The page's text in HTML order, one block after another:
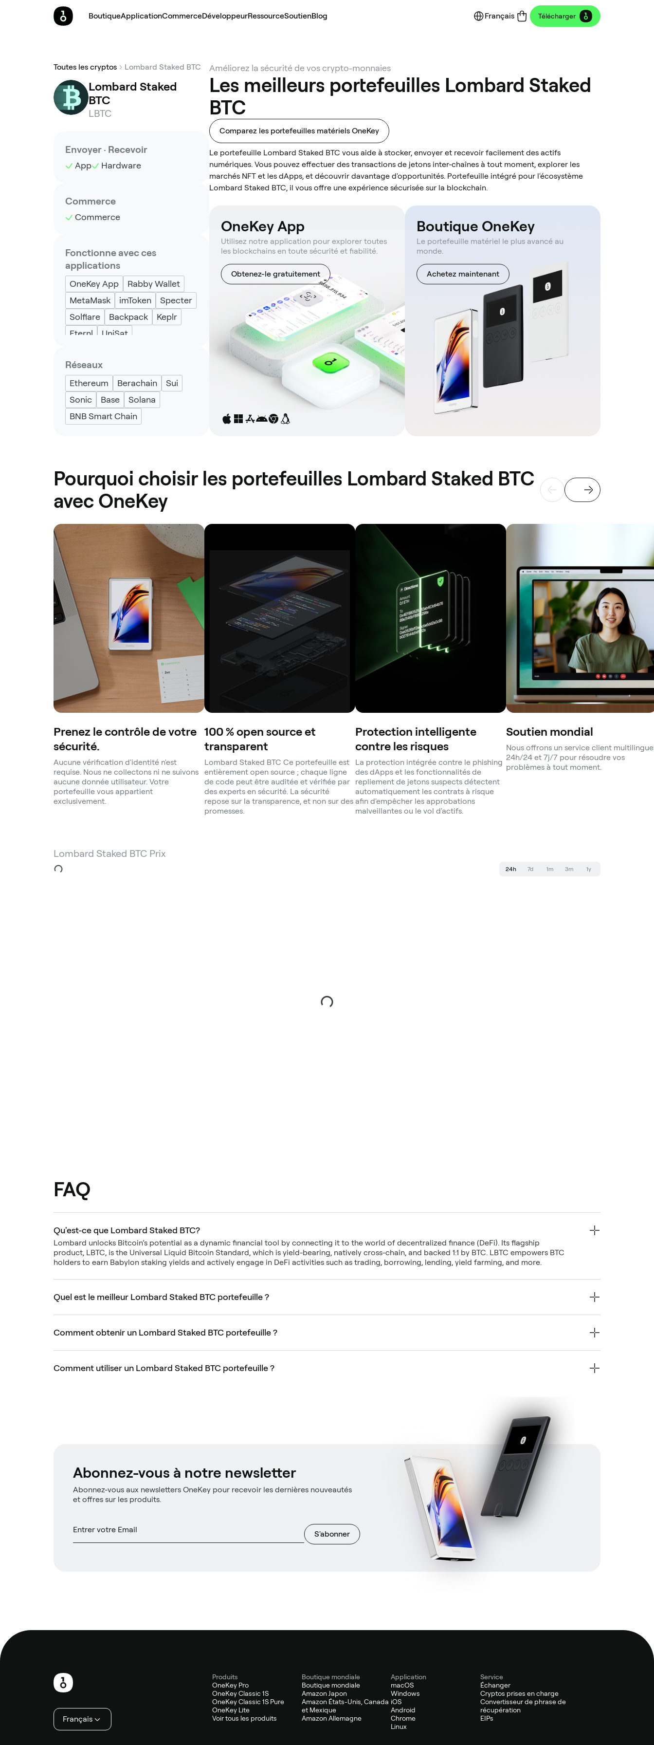
BoutiqueApplicationCommerceDéveloppeurRessourceSoutienBlog Français Télécharger
Toutes les cryptos Lombard Staked BTC
Lombard Staked
BTC
LBTC
Envoyer · Recevoir
App Hardware
Commerce
Commerce
Fonctionne avec ces
applications
OneKey App
Rabby Wallet
MetaMask
imToken
Specter
Solflare
Backpack
Keplr
Eternl
UniSat
Réseaux
Ethereum Berachain
Sui
Sonic
Base
Solana
BNB Smart Chain
Améliorez la sécurité de vos crypto-monnaies
Les meilleurs portefeuilles Lombard Staked
BTC
Comparez les portefeuilles matériels OneKey
Le portefeuille Lombard Staked BTC vous aide à stocker, envoyer et recevoir facilement des actifs
numériques. Vous pouvez effectuer des transactions de jetons inter-chaînes à tout moment, explorer les
marchés NFT et les dApps, et découvrir davantage d'opportunités. Portefeuille intégré pour l'écosystème
Lombard Staked BTC, il vous offre une expérience sécurisée sur la blockchain.
OneKey App
Utilisez notre application pour explorer toutes
les blockchains en toute sécurité et fiabilité.
Obtenez-le gratuitement
Boutique OneKey
Le portefeuille matériel le plus avancé au
monde.
Achetez maintenant
Pourquoi choisir les portefeuilles Lombard Staked BTC
avec OneKey
Prenez le contrôle de votre
sécurité.
Aucune vérification d'identité n'est
requise. Nous ne collectons ni ne suivons
aucune donnée utilisateur. Votre
portefeuille vous appartient
exclusivement.
100 % open source et
transparent
Lombard Staked BTC Ce portefeuille est
entièrement open source ; chaque ligne
de code peut être auditée et vérifiée par
des experts en sécurité. La sécurité
repose sur la transparence, et non sur des
promesses.
Protection intelligente
contre les risques
La protection intégrée contre le phishing
des dApps et les fonctionnalités de
repliement de jetons suspects détectent
automatiquement les contrats à risque
afin d'empêcher les approbations
malveillantes ou le vol d'actifs.
Soutien mondial
Nous offrons un service client multilingue
24h/24 et 7j/7 pour résoudre vos
problèmes à tout moment.
Lombard Staked BTC Prix
24h 7d 1m 3m 1y
FAQ
Qu'est-ce que Lombard Staked BTC?
Lombard unlocks Bitcoin’s potential as a dynamic financial tool by connecting it to the world of decentralized finance (DeFi). Its flagship
product, LBTC, is the Universal Liquid Bitcoin Standard, which is yield-bearing, natively cross-chain, and backed 1:1 by BTC. LBTC empowers BTC
holders to earn Babylon staking yields and actively engage in DeFi activities such as trading, borrowing, lending, yield farming, and more.
Quel est le meilleur Lombard Staked BTC portefeuille ?
Comment obtenir un Lombard Staked BTC portefeuille ?
Comment utiliser un Lombard Staked BTC portefeuille ?
Abonnez-vous à notre newsletter
Abonnez-vous aux newsletters OneKey pour recevoir les dernières nouveautés
et offres sur les produits.
S'abonner
Français
Produits
OneKey Pro
OneKey Classic 1S
OneKey Classic 1S Pure
OneKey Lite
Voir tous les produits
Boutique mondiale
Boutique mondiale
Amazon Japon
Amazon États-Unis, Canada
et Mexique
Amazon Allemagne
Application
macOS
Windows
iOS
Android
Chrome
Linux
Service
Échanger
Cryptos prises en charge
Convertisseur de phrase de
récupération
EIPs